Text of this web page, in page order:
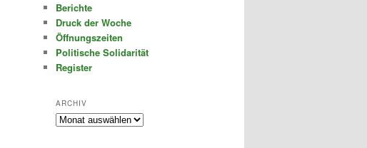
Berichte
Druck der Woche
Öffnungszeiten
Politische Solidarität
Register
ARCHIV
Archiv